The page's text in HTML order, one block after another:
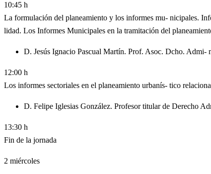
10:45 h
La formulación del planeamiento y los informes mu- nicipales.
lidad. Los Informes Municipales en la tramitación del
D. Jesús Ignacio Pascual Martín. Prof. Asoc. Dcho.
12:00 h
Los informes sectoriales en el planeamiento urbanís- tico
D. Felipe Iglesias González. Profesor titular de Derecho
13:30 h
Fin de la jornada
2 miércoles